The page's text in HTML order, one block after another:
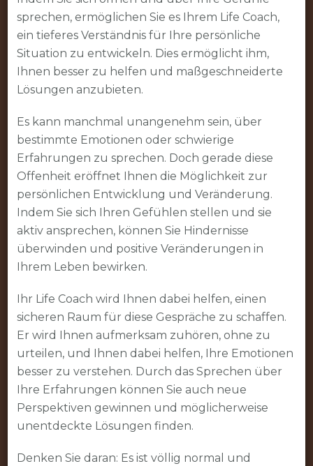
sprechen, ermöglichen Sie es Ihrem Life Coach,
ein tieferes Verständnis für Ihre persönliche
Situation zu entwickeln. Dies ermöglicht ihm,
Ihnen besser zu helfen und maßgeschneiderte
Lösungen anzubieten.
Es kann manchmal unangenehm sein, über
bestimmte Emotionen oder schwierige
Erfahrungen zu sprechen. Doch gerade diese
Offenheit eröffnet Ihnen die Möglichkeit zur
persönlichen Entwicklung und Veränderung.
Indem Sie sich Ihren Gefühlen stellen und sie
aktiv ansprechen, können Sie Hindernisse
überwinden und positive Veränderungen in
Ihrem Leben bewirken.
Ihr Life Coach wird Ihnen dabei helfen, einen
sicheren Raum für diese Gespräche zu schaffen.
Er wird Ihnen aufmerksam zuhören, ohne zu
urteilen, und Ihnen dabei helfen, Ihre Emotionen
besser zu verstehen. Durch das Sprechen über
Ihre Erfahrungen können Sie auch neue
Perspektiven gewinnen und möglicherweise
unentdeckte Lösungen finden.
Denken Sie daran: Es ist völlig normal und